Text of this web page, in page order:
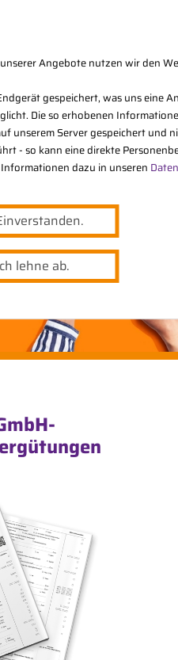
Angebote nutzen wir den
gespeichert, was uns eine
Die so erhobenen
unserem Server gespeichert und
- so kann eine direkte
dazu in unseren
lehne ab.